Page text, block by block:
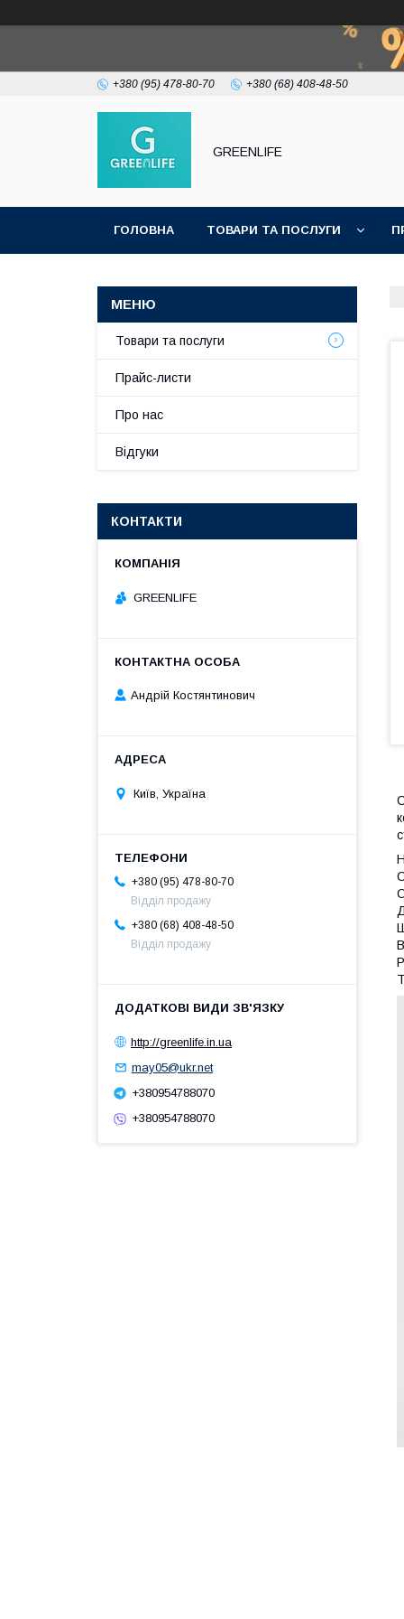
+380 (95) 478-80-70 +380 (68) 408-48-50
GREENLIFE
ГОЛОВНА ТОВАРИ ТА ПОСЛУГИ
Товари та послуги
Прайс-листи
Про нас
Відгуки
КОНТАКТИ
GREENLIFE
Андрій Костянтинович
Київ, Україна
+380 (95) 478-80-70
Відділ продажу
+380 (68) 408-48-50
Відділ продажу
http://greenlife.in.ua
may05@ukr.net
+380954788070
+380954788070